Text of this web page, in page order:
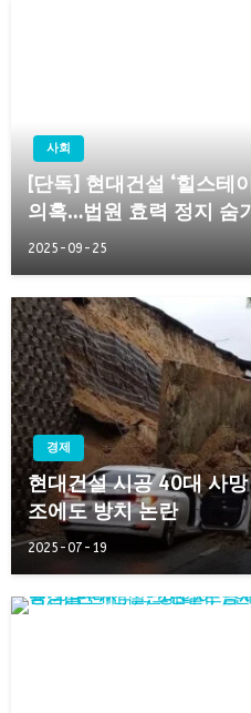
사회
[단독] 현대건설 ‘힐스테
의혹…법원 효력 정지 숨
2025-09-25
경제
현대건설 시공 40대 사
조에도 방치 논란
2025-07-19